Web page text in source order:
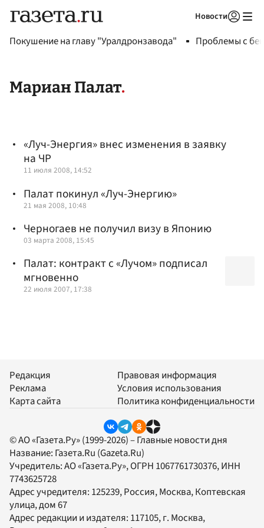
Новости
Покушение на главу "Уралдронзавода" Проблемы с
Мариан Палат
«Луч-Энергия» внес изменения в заявку
на ЧР
11 июля 2008, 14:52
Палат покинул «Луч-Энергию»
21 мая 2008, 10:48
Черногаев не получил визу в Японию
03 марта 2008, 15:45
Палат: контракт с «Лучом» подписал
мгновенно
22 июля 2007, 17:38
Редакция
Реклама
Карта сайта
Правовая информация
Условия использования
Политика конфиденциальности
© АО «Газета.Ру» (1999-2026) – Главные новости дня
Название: Газета.Ru (Gazeta.Ru)
Учредитель:АО «Газета.Ру», ОГРН 1067761730376, ИНН
7743625728
Адрес учредителя: 125239, Россия, Москва, Коптевская
улица, дом 67
Адрес редакции и издателя: 117105, г. Москва,